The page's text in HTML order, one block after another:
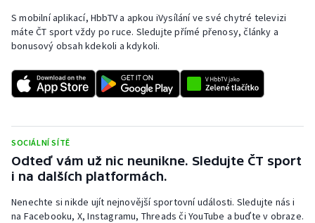
S mobilní aplikací, HbbTV a apkou iVysílání ve své chytré televizi
máte ČT sport vždy po ruce. Sledujte přímé přenosy, články a
bonusový obsah kdekoli a kdykoli.
SOCIÁLNÍ SÍTĚ
Odteď vám už nic neunikne. Sledujte ČT sport
i na dalších platformách.
Nenechte si nikde ujít nejnovější sportovní události. Sledujte nás i
na Facebooku, X, Instagramu, Threads či YouTube a buďte v obraze.